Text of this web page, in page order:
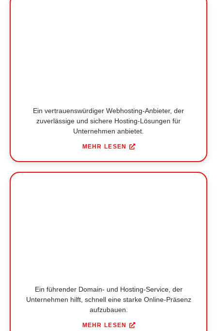
Ein vertrauenswürdiger Webhosting-Anbieter, der
zuverlässige und sichere Hosting-Lösungen für
Unternehmen anbietet.
MEHR LESEN
Ein führender Domain- und Hosting-Service, der
Unternehmen hilft, schnell eine starke Online-Präsenz
aufzubauen.
MEHR LESEN